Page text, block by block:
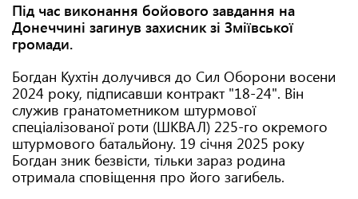
Під час виконання бойового завдання на
Донеччині загинув захисник зі Зміївської
громади.
Богдан Кухтін долучився до Сил Оборони восени
2024 року, підписавши контракт "18-24". Він
служив гранатометником штурмової
спеціалізованої роти (ШКВАЛ) 225-го окремого
штурмового батальйону. 19 січня 2025 року
Богдан зник безвісти, тільки зараз родина
отримала сповіщення про його загибель.